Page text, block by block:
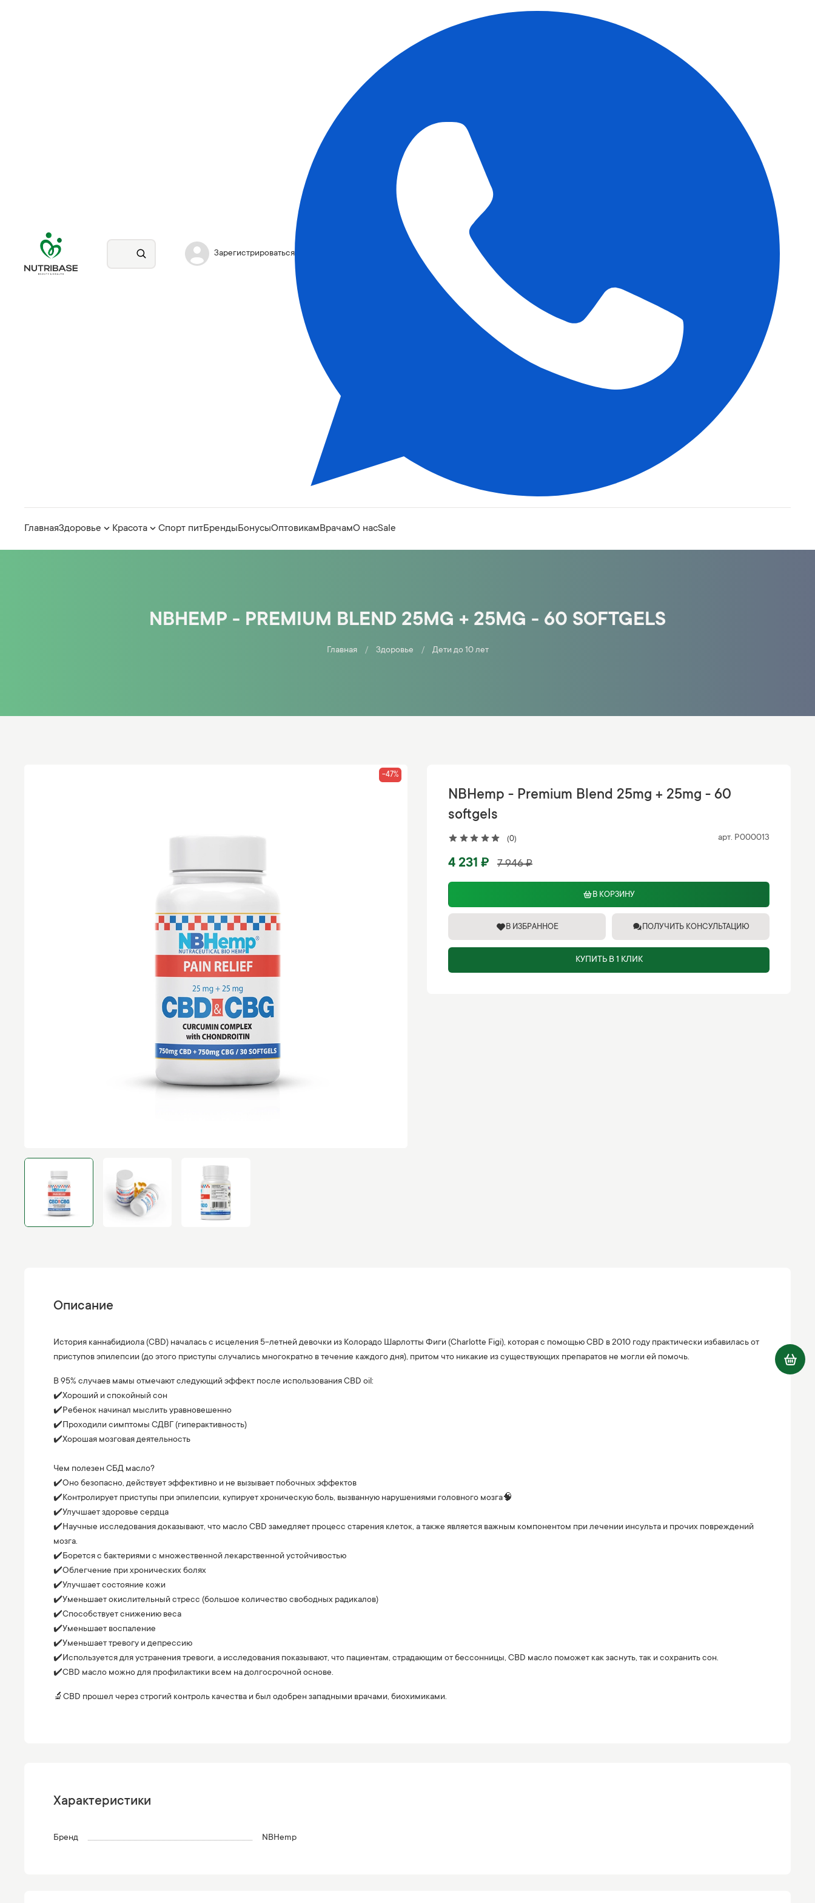
Зарегистрироваться
ГлавнаяЗдоровье Красота Спорт питБрендыБонусыОптовикамВрачамО насSale
NBHEMP - PREMIUM BLEND 25MG + 25MG - 60 SOFTGELS
Главная Здоровье Дети до 10 лет
-47%
(0) арт. P000013
NBHemp - Premium Blend 25mg + 25mg - 60
softgels
4 231 ₽ 7 946 ₽
В КОРЗИНУ
В ИЗБРАННОЕ ПОЛУЧИТЬ КОНСУЛЬТАЦИЮ
КУПИТЬ В 1 КЛИК
Описание
История каннабидиола (CBD) началась с исцеления 5-летней девочки из Колорадо Шарлотты Фиги (Charlotte Figi), которая с помощью CBD в 2010 году практически избавилась от
приступов эпилепсии (до этого приступы случались многократно в течение каждого дня), притом что никакие из существующих препаратов не могли ей помочь.
В 95% случаев мамы отмечают следующий эффект после использования CBD oil:
✔️Хороший и спокойный сон
✔️Ребенок начинал мыслить уравновешенно
✔️Проходили симптомы СДВГ (гиперактивность)
✔️Хорошая мозговая деятельность
Чем полезен СБД масло?
✔️Оно безопасно, действует эффективно и не вызывает побочных эффектов
✔️Контролирует приступы при эпилепсии, купирует хроническую боль, вызванную нарушениями головного мозга🧠
✔️Улучшает здоровье сердца
✔️Научные исследования доказывают, что масло СВD замедляет процесс старения клеток, а также является важным компонентом при лечении инсульта и прочих повреждений
мозга.
✔️Борется с бактериями с множественной лекарственной устойчивостью
✔️Облегчение при хронических болях
✔️Улучшает состояние кожи
✔️Уменьшает окислительный стресс (большое количество свободных радикалов)
✔️Способствует снижению веса
✔️Уменьшает воспаление
✔️Уменьшает тревогу и депрессию
✔️Используется для устранения тревоги, а исследования показывают, что пациентам, страдающим от бессонницы, CBD масло поможет как заснуть, так и сохранить сон.
✔️CBD масло можно для профилактики всем на долгосрочной основе.
🔬CBD прошел через строгий контроль качества и был одобрен западными врачами, биохимиками.
Характеристики
Бренд NBHemp